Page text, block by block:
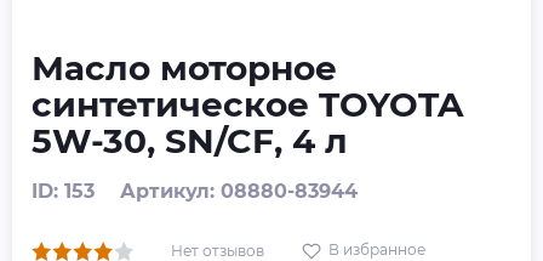
Масло моторное
синтетическое TOYOTA
5W-30, SN/CF, 4 л
ID: 153 Артикул: 08880-83944
Нет отзывов В избранное